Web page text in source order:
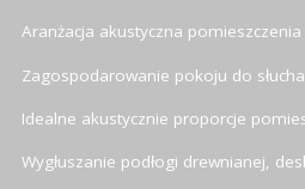
Aranżacja akustyczna pomieszczenia
Zagospodarowanie pokoju do
Idealne akustycznie proporcje
Wygłuszanie podłogi drewnianej,